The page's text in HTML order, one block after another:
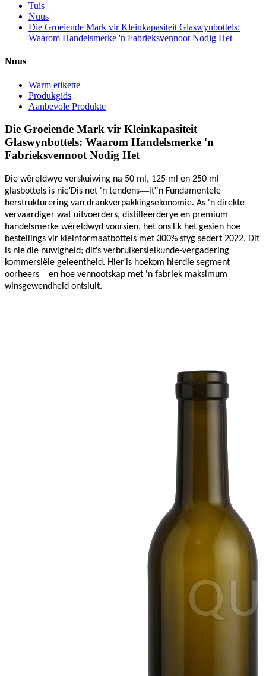
Tuis
Nuus
Die Groeiende Mark vir Kleinkapasiteit Glaswynbottels:
Waarom Handelsmerke 'n Fabrieksvennoot Nodig Het
Nuus
Warm etikette
Produkgids
Aanbevole Produkte
Die Groeiende Mark vir Kleinkapasiteit
Glaswynbottels: Waarom Handelsmerke 'n
Fabrieksvennoot Nodig Het
Die wêreldwye verskuiwing na 50 ml, 125 ml en 250 ml
glasbottels is nie'Dis net 'n tendens—it''n Fundamentele
herstrukturering van drankverpakkingsekonomie. As 'n direkte
vervaardiger wat uitvoerders, distilleerderye en premium
handelsmerke wêreldwyd voorsien, het ons'Ek het gesien hoe
bestellings vir kleinformaatbottels met 300% styg sedert 2022. Dit
is nie'die nuwigheid; dit's verbruikersielkunde-vergadering
kommersiële geleentheid. Hier'is hoekom hierdie segment
oorheers—en hoe vennootskap met 'n fabriek maksimum
winsgewendheid ontsluit.